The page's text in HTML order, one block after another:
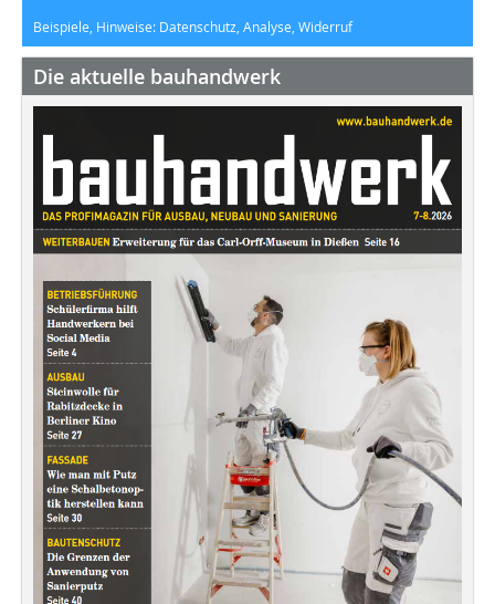
Beispiele, Hinweise: Datenschutz, Analyse, Widerruf
Die aktuelle bauhandwerk